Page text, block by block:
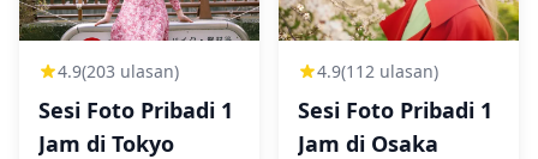
4.9(203 ulasan)
Sesi Foto Pribadi 1
Jam di Tokyo
4.9(112 ulasan)
Sesi Foto Pribadi 1
Jam di Osaka